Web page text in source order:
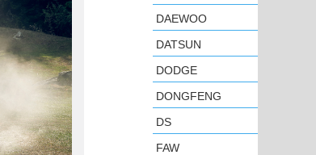
DAEWOO
DATSUN
DODGE
DONGFENG
DS
FAW